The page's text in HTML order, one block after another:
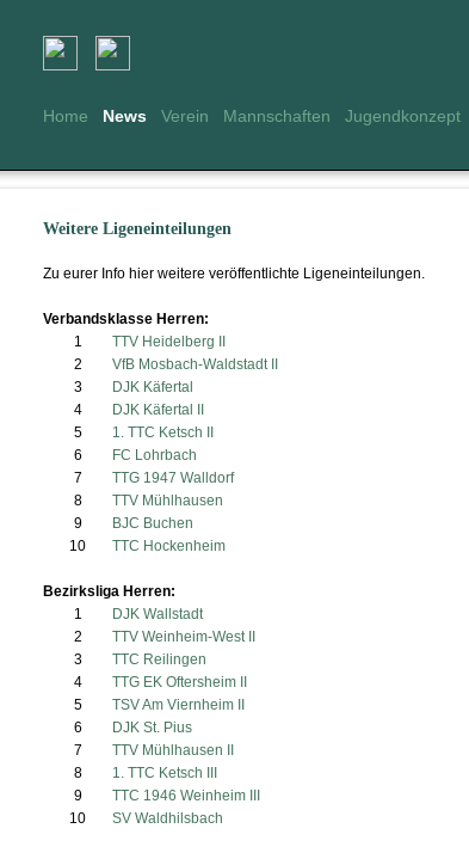
Home News Verein Mannschaften Jugendkonzept
Weitere Ligeneinteilungen
Zu eurer Info hier weitere veröffentlichte Ligeneinteilungen.
Verbandsklasse Herren:
1
TTV Heidelberg II
2
VfB Mosbach-Waldstadt II
3
DJK Käfertal
4
DJK Käfertal II
5
1. TTC Ketsch II
6
FC Lohrbach
7
TTG 1947 Walldorf
8
TTV Mühlhausen
9
BJC Buchen
10
TTC Hockenheim
Bezirksliga Herren:
1
DJK Wallstadt
2
TTV Weinheim-West II
3
TTC Reilingen
4
TTG EK Oftersheim II
5
TSV Am Viernheim II
6
DJK St. Pius
7
TTV Mühlhausen II
8
1. TTC Ketsch III
9
TTC 1946 Weinheim III
10
SV Waldhilsbach